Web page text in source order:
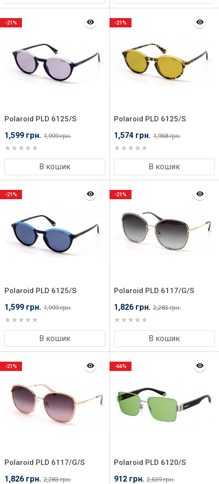
Polaroid PLD 6125/S
B3V50KL
1,599 грн. 1,999 грн.
В кошик
-21%
Polaroid PLD 6125/S
JX150MU
1,574 грн. 1,968 грн.
В кошик
-21%
Polaroid PLD 6125/S
PJP50C3
1,599 грн. 1,999 грн.
В кошик
-21%
Polaroid PLD 6117/G/S
RHL61LB
1,826 грн. 2,283 грн.
В кошик
-21%
Polaroid PLD 6117/G/S
S4561JR
1,826 грн. 2,283 грн.
-21%
Polaroid PLD 6120/S
KTU54UC
912 грн. 2,639 грн.
-66%